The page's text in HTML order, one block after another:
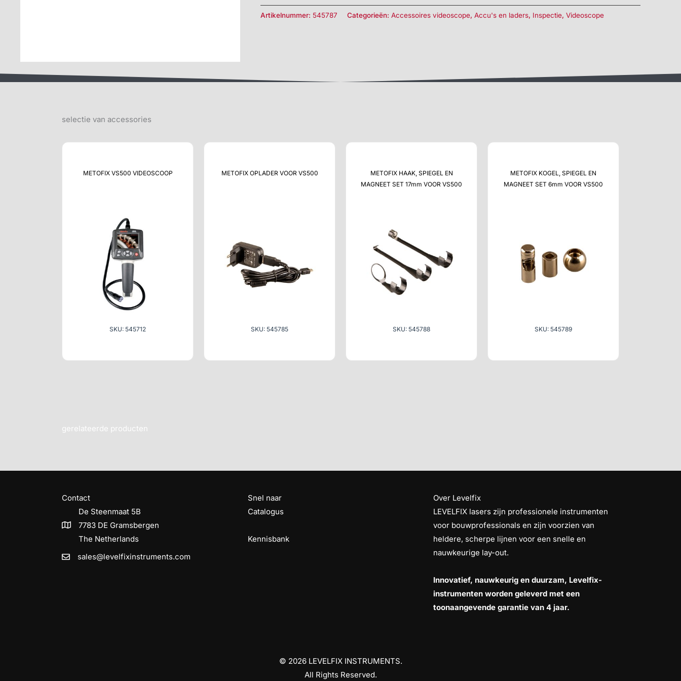
Artikelnummer: 545787 Categorieën: Accessoires videoscope, Accu's en laders, Inspectie, Videoscope
selectie van accessories
METOFIX VS500 VIDEOSCOOP
SKU: 545712
METOFIX OPLADER VOOR VS500
SKU: 545785
METOFIX HAAK, SPIEGEL EN
MAGNEET SET 17mm VOOR VS500
SKU: 545788
METOFIX KOGEL, SPIEGEL EN
MAGNEET SET 6mm VOOR VS500
SKU: 545789
gerelateerde producten
Contact
De Steenmaat 5B
7783 DE Gramsbergen
The Netherlands
sales@levelfixinstruments.com
Snel naar
Catalogus
Kennisbank
Over Levelfix
LEVELFIX lasers zijn professionele instrumenten
voor bouwprofessionals en zijn voorzien van
heldere, scherpe lijnen voor een snelle en
nauwkeurige lay-out.
Innovatief, nauwkeurig en duurzam, Levelfix-
instrumenten worden geleverd met een
toonaangevende garantie van 4 jaar.
© 2026 LEVELFIX INSTRUMENTS.
All Rights Reserved.